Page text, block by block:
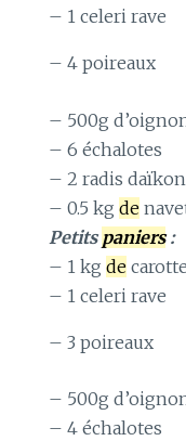
– 1 celeri rave
– 4 poireaux
– 500g
– 6 échalotes
– 2 radis daïkon
– 0.5 kgde
Petits paniers:
– 1 kgde
– 1 celeri rave
– 3 poireaux
– 500g
– 4 échalotes